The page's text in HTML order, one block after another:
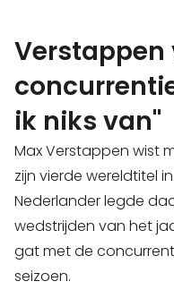
Verstappen
ik niks van"
Max Verstappen wist
zijn vierde wereldtitel
Nederlander legde
wedstrijden van het
gat met de
seizoen.